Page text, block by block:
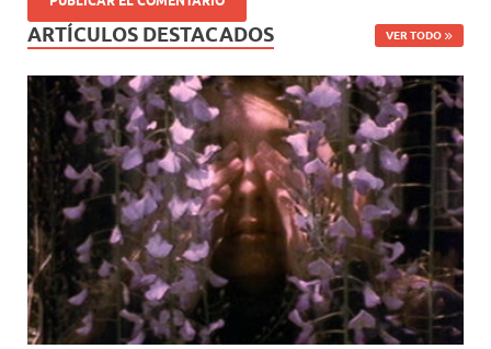
ARTÍCULOS DESTACADOS VER TODO